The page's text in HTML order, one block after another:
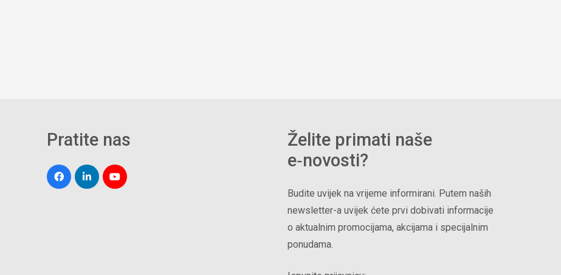
Pratite nas
Želite primati naše
e‑novosti?
Budite uvijek na vrijeme informirani. Putem naših
newsletter-a uvijek ćete prvi dobivati informacije
o aktualnim promocijama, akcijama i specijalnim
ponudama.